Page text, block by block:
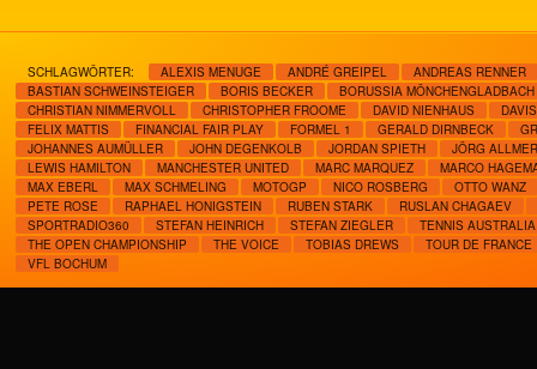
SCHLAGWÖRTER: ALEXIS MENUGE ANDRÉ GREIPEL
ANDREAS RENNER
BASTIAN SCHWEINSTEIGER
BORIS BECKER
BORUSSIA MÖNCHENGLADBACH
CHRISTIAN NIMMERVOLL
CHRISTOPHER FROOME DAVID NIENHAUS
FELIX MATTIS
FINANCIAL FAIR PLAY FORMEL 1 GERALD DIRNBECK
JOHANNES AUMÜLLER
JOHN DEGENKOLB JORDAN SPIETH
JÖRG
LEWIS HAMILTON
MANCHESTER UNITED MARC MARQUEZ
MARCO
MAX EBERL
MAX SCHMELING MOTOGP NICO ROSBERG
OTTO WANZ
PETE ROSE
RAPHAEL HONIGSTEIN RUBEN STARK
RUSLAN CHAGAEV
SPORTRADIO360
STEFAN HEINRICH STEFAN ZIEGLER
TENNIS AUSTRALIA
THE OPEN CHAMPIONSHIP
THE VOICE TOBIAS DREWS
TOUR DE FRANCE
VFL BOCHUM